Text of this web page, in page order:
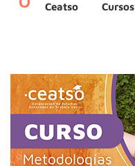
Ceatso